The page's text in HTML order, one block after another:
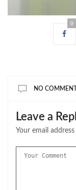
0
NO
Leave a
Your email